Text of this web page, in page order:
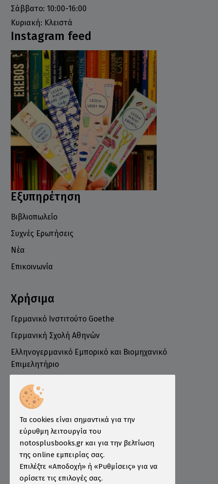
Σάββατο: 10:00-16:00
Κυριακή: Κλειστά
Instagram feed
Εξυπηρέτηση
Βιβλιοπωλείο
Συχνές Ερωτήσεις
Νέα
Επικοινωνία
Χρήσιμα
Γερμανικό Ινστιτούτο Goethe
Γερμανική Σχολή Αθηνών
Ελληνογερμανικό Εμπορικό και Βιομηχανικό
Επιμελητήριο
Πληροφορίες
Τρόποι Πληρωμής
Τρόποι Αποστολής
Εγγύηση - Επιστροφές
Όροι χρήσης
Τα cookies είναι σημαντικά για την
εύρυθμη λειτουργία του
notosplusbooks.gr και για την βελτίωση
της online εμπειρίας σας.
Επιλέξτε «Αποδοχή» ή «Ρυθμίσεις» για να
ορίσετε τις επιλογές σας.